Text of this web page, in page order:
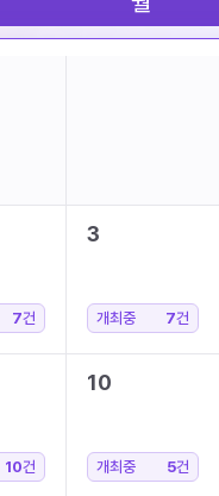
7건
3
개최중 7건
10건
10
개최중 5건